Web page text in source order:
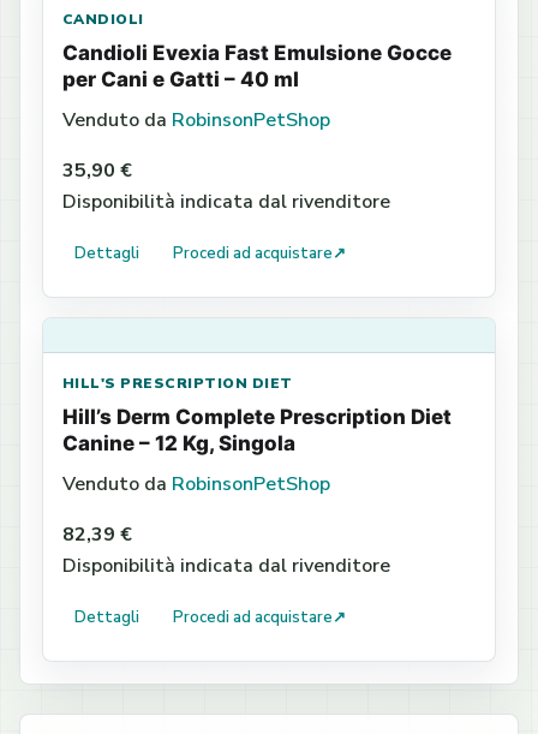
CANDIOLI
Candioli Evexia Fast Emulsione Gocce
per Cani e Gatti – 40 ml
Venduto da RobinsonPetShop
35,90 €
Disponibilità indicata dal rivenditore
Dettagli Procedi ad acquistare↗
HILL'S PRESCRIPTION DIET
Hill’s Derm Complete Prescription Diet
Canine – 12 Kg, Singola
Venduto da RobinsonPetShop
82,39 €
Disponibilità indicata dal rivenditore
Dettagli Procedi ad acquistare↗